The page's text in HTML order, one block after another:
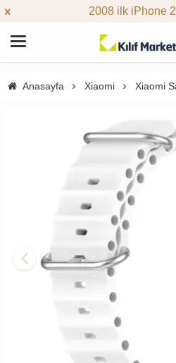
2008 ilk iPhone
Anasayfa Xiaomi Xiaomi